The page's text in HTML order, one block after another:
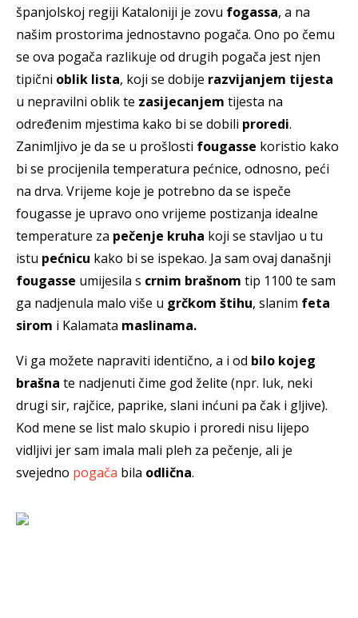
španjolskoj regiji Kataloniji je zovu fogassa, a na
našim prostorima jednostavno pogača. Ono po čemu
se ova pogača razlikuje od drugih pogača jest njen
tipični oblik lista, koji se dobije razvijanjem tijesta
u nepravilni oblik te zasijecanjem tijesta na
određenim mjestima kako bi se dobili proredi.
Zanimljivo je da se u prošlosti fougasse koristio kako
bi se procijenila temperatura pećnice, odnosno, peći
na drva. Vrijeme koje je potrebno da se ispeče
fougasse je upravo ono vrijeme postizanja idealne
temperature za pečenje kruha koji se stavljao u tu
istu pećnicu kako bi se ispekao. Ja sam ovaj današnji
fougasse umijesila s crnim brašnom tip 1100 te sam
ga nadjenula malo više u grčkom štihu, slanim feta
sirom i Kalamata maslinama.
Vi ga možete napraviti identično, a i od bilo kojeg
brašna te nadjenuti čime god želite (npr. luk, neki
drugi sir, rajčice, paprike, slani inćuni pa čak i gljive).
Kod mene se list malo skupio i proredi nisu lijepo
vidljivi jer sam imala mali pleh za pečenje, ali je
svejedno pogača bila odlična.